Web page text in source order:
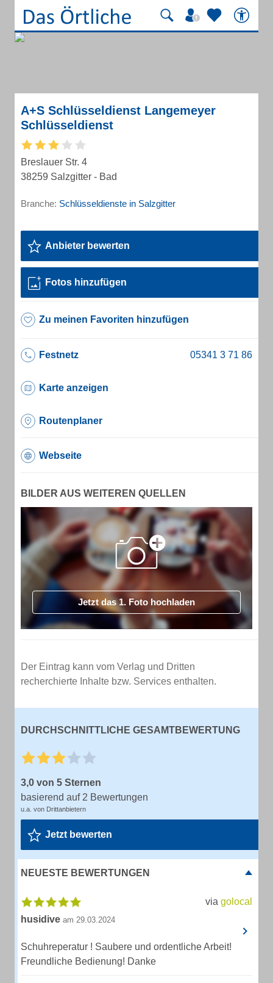
A+S Schlüsseldienst Langemeyer
Schlüsseldienst
Breslauer Str. 4
38259 Salzgitter - Bad
Branche: Schlüsseldienste in Salzgitter
Anbieter bewerten
Fotos hinzufügen
Zu meinen Favoriten hinzufügen
Festnetz
Karte anzeigen
Routenplaner
Webseite
BILDER AUS WEITEREN QUELLEN
Jetzt das 1. Foto hochladen
Der Eintrag kann vom Verlag und Dritten
recherchierte Inhalte bzw. Services enthalten.
DURCHSCHNITTLICHE GESAMTBEWERTUNG
3,0 von 5 Sternen
basierend auf 2 Bewertungen
u.a. von Drittanbietern
Jetzt bewerten
NEUESTE BEWERTUNGEN
via golocal
husidive am 29.03.2024
Schuhreperatur ! Saubere und ordentliche Arbeit!
Freundliche Bedienung! Danke